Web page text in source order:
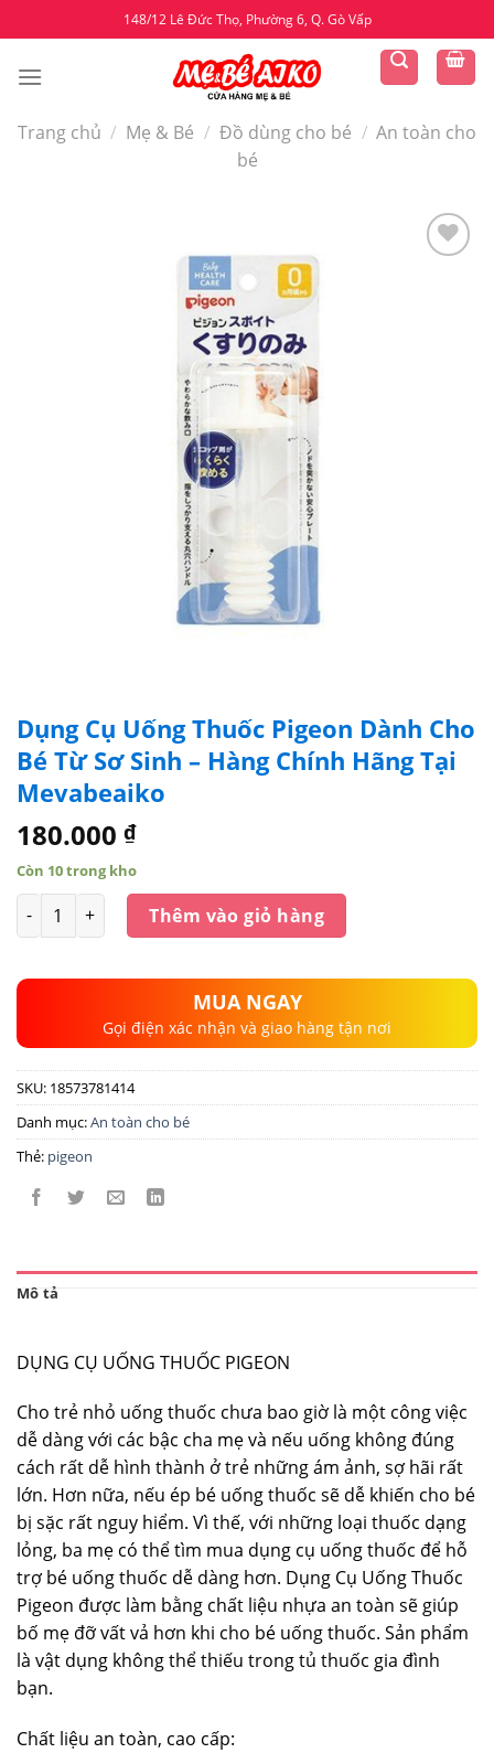
to
content
148/12 Lê Đức Thọ, Phường 6, Q. Gò Vấp
Trang chủ / Mẹ & Bé / Đồ dùng cho bé / An toàn cho
bé
Dụng Cụ Uống Thuốc Pigeon Dành Cho
Bé Từ Sơ Sinh – Hàng Chính Hãng Tại
Mevabeaiko
180.000 ₫
Còn 10 trong kho
Số lượng Thêm vào giỏ hàng
MUA NGAY
Gọi điện xác nhận và giao hàng tận nơi
SKU: 18573781414
Danh mục:An toàn cho bé
Thẻ: pigeon
Mô tả
DỤNG CỤ UỐNG THUỐC PIGEON
Cho trẻ nhỏ uống thuốc chưa bao giờ là một công việc
dễ dàng với các bậc cha mẹ và nếu uống không đúng
cách rất dễ hình thành ở trẻ những ám ảnh, sợ hãi rất
lớn. Hơn nữa, nếu ép bé uống thuốc sẽ dễ khiến cho bé
bị sặc rất nguy hiểm. Vì thế, với những loại thuốc dạng
lỏng, ba mẹ có thể tìm mua dụng cụ uống thuốc để hỗ
trợ bé uống thuốc dễ dàng hơn. Dụng Cụ Uống Thuốc
Pigeon được làm bằng chất liệu nhựa an toàn sẽ giúp
bố mẹ đỡ vất vả hơn khi cho bé uống thuốc. Sản phẩm
là vật dụng không thể thiếu trong tủ thuốc gia đình
bạn.
Chất liệu an toàn, cao cấp: